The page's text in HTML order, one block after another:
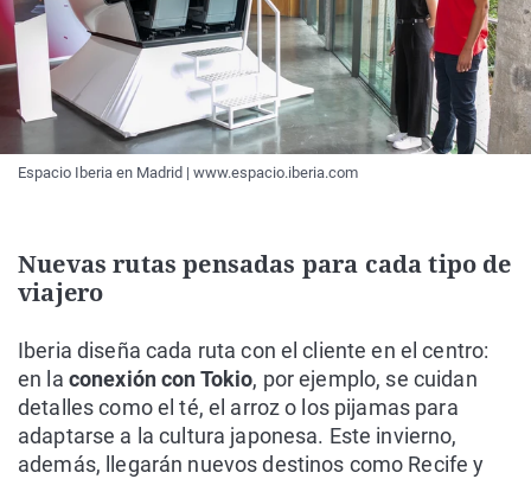
Espacio Iberia en Madrid | www.espacio.iberia.com
Nuevas rutas pensadas para cada tipo de
viajero
Iberia diseña cada ruta con el cliente en el centro:
en la conexión con Tokio, por ejemplo, se cuidan
detalles como el té, el arroz o los pijamas para
adaptarse a la cultura japonesa. Este invierno,
además, llegarán nuevos destinos como Recife y